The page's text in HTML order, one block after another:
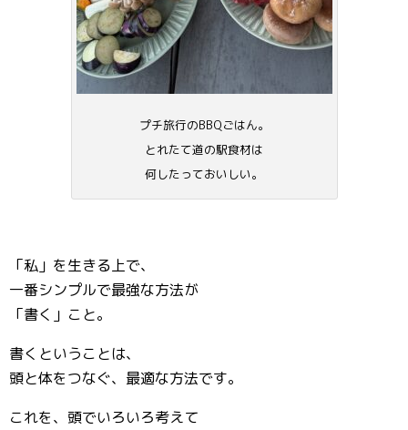
プチ旅行のBBQごはん。
とれたて道の駅食材は
何したっておいしい。
「私」を生きる上で、
一番シンプルで最強な方法が
「書く」こと。
書くということは、
頭と体をつなぐ、最適な方法です。
これを、頭でいろいろ考えて